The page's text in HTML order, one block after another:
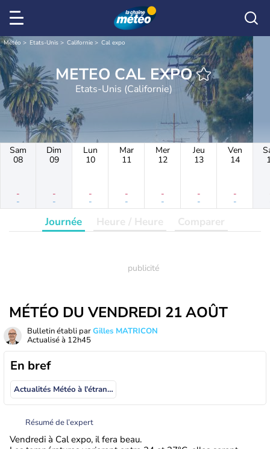
Météo Etats-Unis Californie Cal expo
METEO CAL EXPO
Etats-Unis (Californie)
Sam
08
-
-
Dim
09
-
-
Lun
10
-
-
Mar
11
-
-
Mer
12
-
-
Jeu
13
-
-
Ven
14
-
-
Journée Heure / Heure Comparer
MÉTÉO DU VENDREDI 21 AOÛT
Bulletin établi parGilles MATRICON
Actualisé à 12h45
En bref
Actualités Météo à l'étranger
Résumé de l’expert
Vendredi à Cal expo, il fera beau.